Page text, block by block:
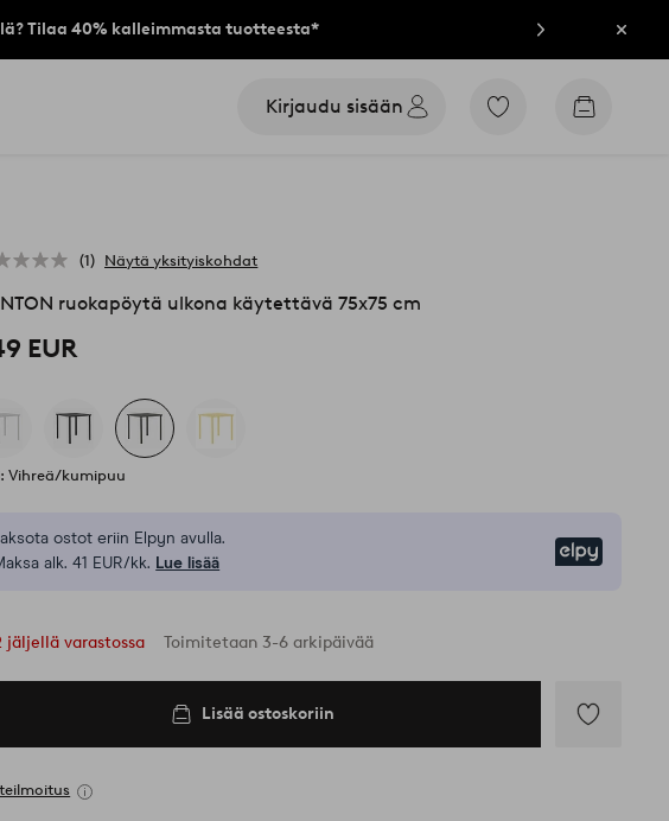
Tilaa 40% kalleimmasta tuotteesta* Sulje
Kirjaudu sisään
Siirry
Siirry
1 Näytä yksityiskohdat
ruokapöytä ulkona käytettävä 75x75 cm
EUR
Vihreä/kumipuu
ostot eriin Elpyn avulla.
alk. 41 EUR/kk. Lue lisää
jäljellä varastossa Toimitetaan 3-6 arkipäivää
Lisää ostoskoriin